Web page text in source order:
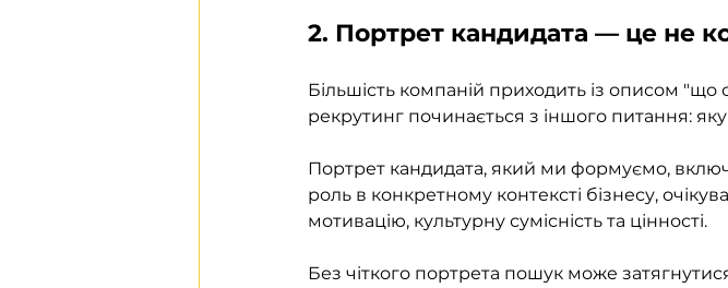
2. Портрет кандидата — це не
Більшість компаній приходить із описом "що
рекрутинг починається з іншого питання:
Портрет кандидата, який ми формуємо,
роль в конкретному контексті бізнесу,
мотивацію, культурну сумісність та цінності.
Без чіткого портрета пошук може